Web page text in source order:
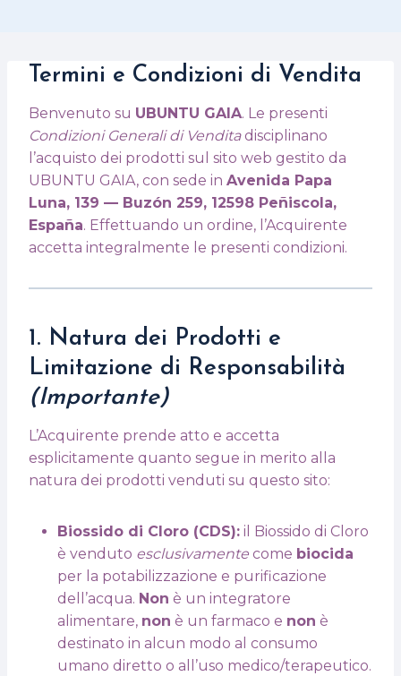
Termini e Condizioni di Vendita
Benvenuto su UBUNTU GAIA. Le presenti
Condizioni Generali di Venditadisciplinano
l’acquisto dei prodotti sul sito web gestito da
UBUNTU GAIA, con sede in Avenida Papa
Luna, 139 — Buzón 259, 12598 Peñiscola,
España. Effettuando un ordine, l’Acquirente
accetta integralmente le presenti condizioni.
1. Natura dei Prodotti e
Limitazione di Responsabilità
(Importante)
L’Acquirente prende atto e accetta
esplicitamente quanto segue in merito alla
natura dei prodotti venduti su questo sito:
Biossido di Cloro (CDS): il Biossido di Cloro
è venduto esclusivamente come biocida
per la potabilizzazione e purificazione
dell’acqua. Non è un integratore
alimentare, non è un farmaco e non è
destinato in alcun modo al consumo
umano diretto o all’uso medico/terapeutico.